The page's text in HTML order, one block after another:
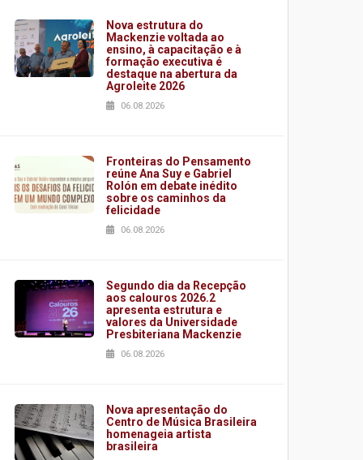
Nova estrutura do
Mackenzie voltada ao
ensino, à capacitação e à
formação executiva é
destaque na abertura da
Agroleite 2026
06.08.2026
Fronteiras do Pensamento
reúne Ana Suy e Gabriel
Rolón em debate inédito
sobre os caminhos da
felicidade
06.08.2026
Segundo dia da Recepção
aos calouros 2026.2
apresenta estrutura e
valores da Universidade
Presbiteriana Mackenzie
06.08.2026
Nova apresentação do
Centro de Música Brasileira
homenageia artista
brasileira